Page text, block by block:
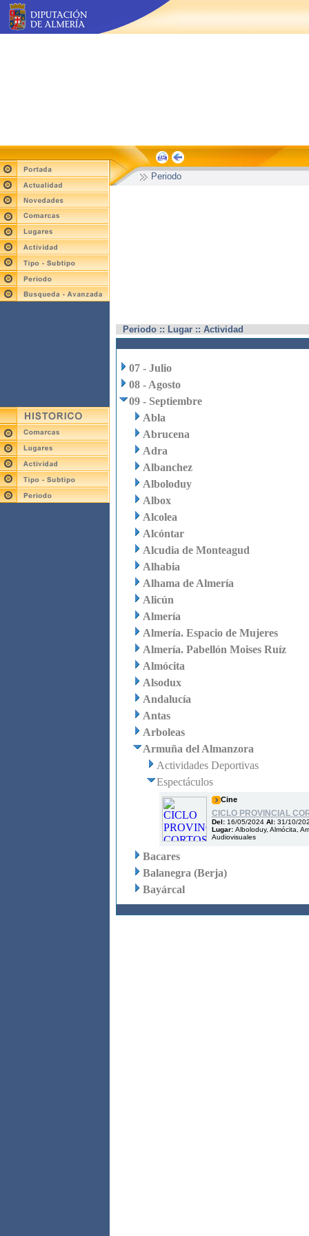
Periodo
Periodo :: Lugar :: Actividad
07 - Julio
08 - Agosto
09 - Septiembre
Abla
Abrucena
Adra
Albanchez
Alboloduy
Albox
Alcolea
Alcóntar
Alcudia de Monteagud
Alhabia
Alhama de Almería
Alicún
Almería
Almería. Espacio de Mujeres
Almería. Pabellón Moises Ruíz
Almócita
Alsodux
Andalucía
Antas
Arboleas
Armuña del Almanzora
Actividades Deportivas
Espectáculos
Cine
CICLO PROVINCIAL
Del: 16/05/2024 Al: 31/10/
Lugar: Alboloduy, Almócita,
Audiovisuales
Bacares
Balanegra (Berja)
Bayárcal